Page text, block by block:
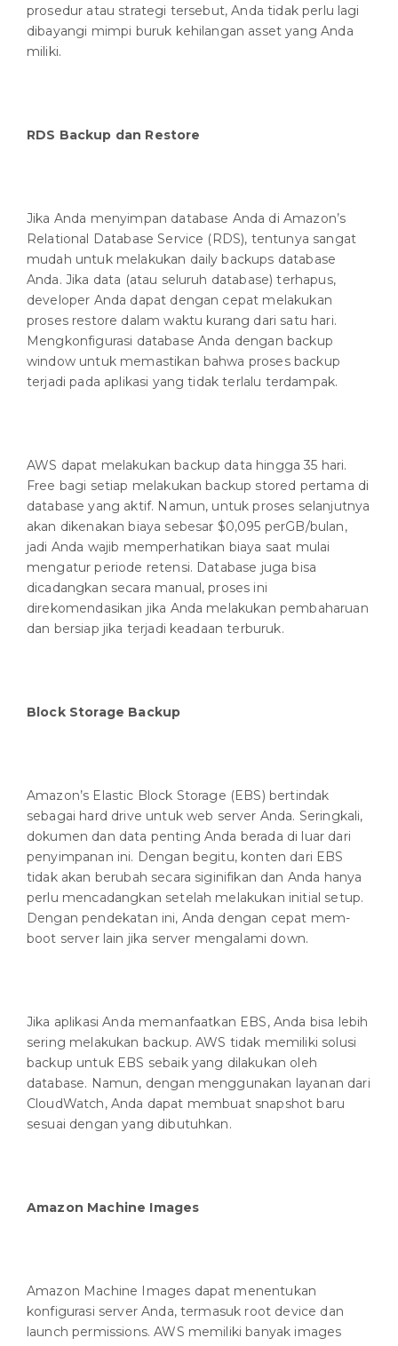
prosedur atau strategi tersebut, Anda tidak perlu lagi
dibayangi mimpi buruk kehilangan asset yang Anda
miliki.
RDS Backup dan Restore
Jika Anda menyimpan database Anda di Amazon’s
Relational Database Service (RDS), tentunya sangat
mudah untuk melakukan daily backups database
Anda. Jika data (atau seluruh database) terhapus,
developer Anda dapat dengan cepat melakukan
proses restore dalam waktu kurang dari satu hari.
Mengkonfigurasi database Anda dengan backup
window untuk memastikan bahwa proses backup
terjadi pada aplikasi yang tidak terlalu terdampak.
AWS dapat melakukan backup data hingga 35 hari.
Free bagi setiap melakukan backup stored pertama di
database yang aktif. Namun, untuk proses selanjutnya
akan dikenakan biaya sebesar $0,095 perGB/bulan,
jadi Anda wajib memperhatikan biaya saat mulai
mengatur periode retensi. Database juga bisa
dicadangkan secara manual, proses ini
direkomendasikan jika Anda melakukan pembaharuan
dan bersiap jika terjadi keadaan terburuk.
Block Storage Backup
Amazon’s Elastic Block Storage (EBS) bertindak
sebagai hard drive untuk web server Anda. Seringkali,
dokumen dan data penting Anda berada di luar dari
penyimpanan ini. Dengan begitu, konten dari EBS
tidak akan berubah secara siginifikan dan Anda hanya
perlu mencadangkan setelah melakukan initial setup.
Dengan pendekatan ini, Anda dengan cepat mem-
boot server lain jika server mengalami down.
Jika aplikasi Anda memanfaatkan EBS, Anda bisa lebih
sering melakukan backup. AWS tidak memiliki solusi
backup untuk EBS sebaik yang dilakukan oleh
database. Namun, dengan menggunakan layanan dari
CloudWatch, Anda dapat membuat snapshot baru
sesuai dengan yang dibutuhkan.
Amazon Machine Images
Amazon Machine Images dapat menentukan
konfigurasi server Anda, termasuk root device dan
launch permissions. AWS memiliki banyak images